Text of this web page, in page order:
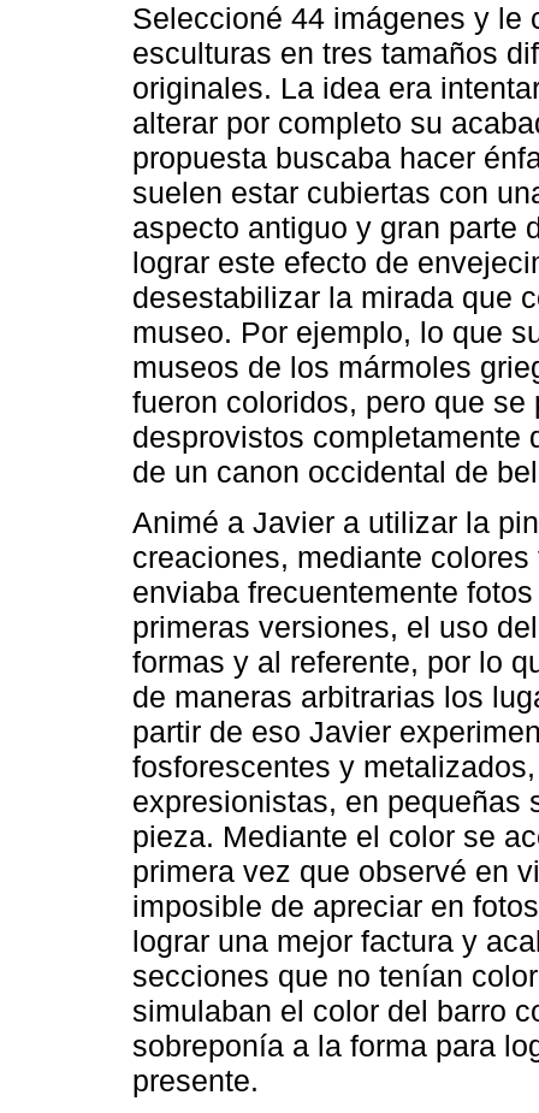
Seleccioné 44 imágenes y le
esculturas en tres tamaños
originales. La idea era
alterar por completo su
propuesta buscaba hacer
suelen estar cubiertas con
aspecto antiguo y gran parte
lograr este efecto de
desestabilizar la mirada que
museo. Por ejemplo, lo que
museos de los mármoles
fueron coloridos, pero que
desprovistos completamente
de un canon occidental de
Animé a Javier a utilizar la
creaciones, mediante
enviaba frecuentemente
primeras versiones, el uso
formas y al referente, por lo
de maneras arbitrarias los
partir de eso Javier
fosforescentes y
expresionistas, en pequeñas
pieza. Mediante el color se
primera vez que observé en
imposible de apreciar en
lograr una mejor factura y
secciones que no tenían
simulaban el color del barro
sobreponía a la forma para
presente.